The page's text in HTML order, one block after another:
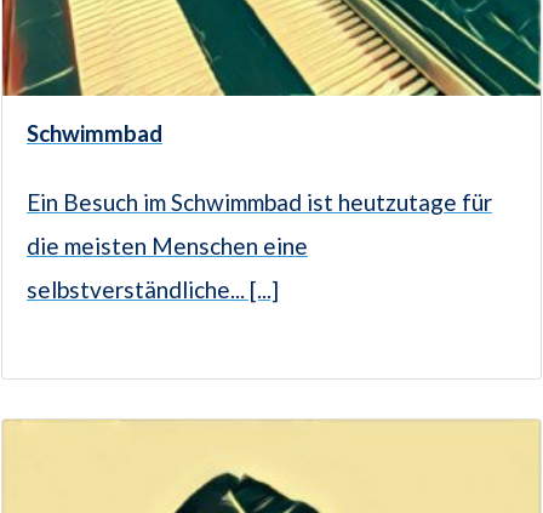
Schwimmbad
Ein Besuch im Schwimmbad ist heutzutage für
die meisten Menschen eine
selbstverständliche... [...]